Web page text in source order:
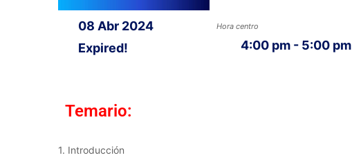
08 Abr 2024
Expired!
Hora centro
4:00 pm - 5:00 pm
Temario:
1. Introducción